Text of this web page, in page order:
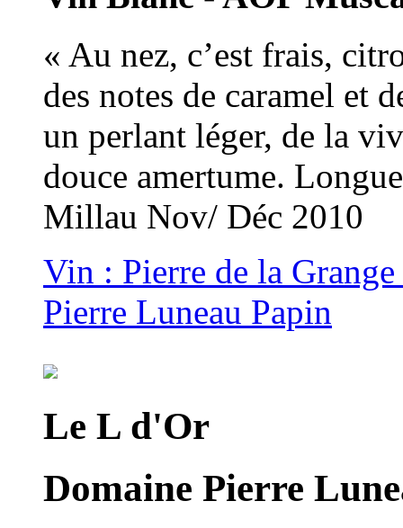
« Au nez, c’est frais,
des notes de caramel et
un perlant léger, de la
douce amertume.
Millau Nov/ Déc 2010
Vin : Pierre de la
Pierre Luneau Papin
Le L d'Or
Domaine Pierre